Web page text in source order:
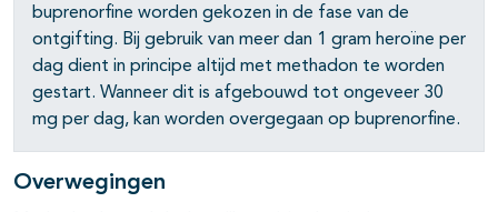
buprenorfine worden gekozen in de fase van de
ontgifting. Bij gebruik van meer dan 1 gram heroïne per
dag dient in principe altijd met methadon te worden
gestart. Wanneer dit is afgebouwd tot ongeveer 30
mg per dag, kan worden overgegaan op buprenorfine.
Overwegingen